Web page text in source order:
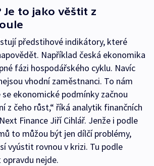
Je to jako věštit z
předstihové indikátory, které
Například česká ekonomika
fázi hospodářského cyklu. Navíc
vhodní zaměstnanci. To nám
se ekonomické podmínky začnou
z čeho růst,“ říká analytik finančních
Finance Jiří Cihlář. Jenže i podle
to můžou být jen dílčí problémy,
vyústit rovnou v krizi. Tu podle
nejde.